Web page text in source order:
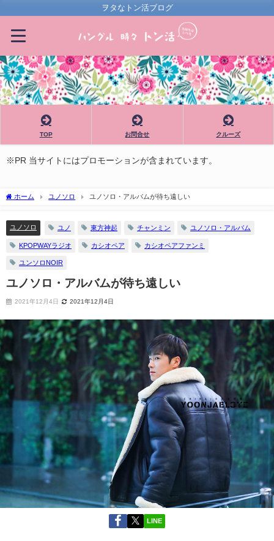
ヲタなトン活ブログ
TOP お問合せ クルーズ
※PR 当サイトにはプロモーションが含まれています。
ホーム ユノソロ ユノソロ・アルバムが待ち遠しい
ユノソロ ユノ 東方神起 チャンミン ユノソロ・アルバム
KPOPWAYラジオ カシオペア カシオペアファンミ
ユンソロNOIR
ユノソロ・アルバムが待ち遠しい
2021年12月4日 2021年12月4日
LINE